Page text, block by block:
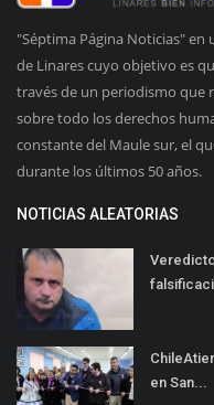
"Séptima Página Noticias" en
de Linares cuyo objetivo es
través de un periodismo que
sobre todo los derechos
constante del Maule sur, el
durante los últimos 50 años.
NOTICIAS ALEATORIAS
en San...